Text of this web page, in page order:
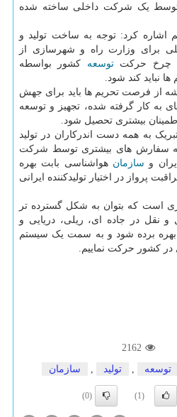
توسط یک شرکت داخلی ساخته شده
اشاره کرد: توجه به ساخت تولید و
برای وزارت راه و شهرسازی از
چرخ حرکتتوسعه کشور بواسطه
نباید کند شود.
از فرصت تحریم ها باید برای جهش
به کار گرفته شده، تجهیز و توسعه
بیشتری تحصیل شود.
به همه دست اندرکاران در تولید
سفارش های بیشتری توسط شرکت
و سازمان هواشناسی بابت بهره
پرواز در اختیار تولیدکننده ایرانی
است که بتوان به شکل گسترده تر
نقل در جاده ای، ریلی، دریایی و
برده شود و به سمت یک سیستم
کشور حرکت نماییم.
2162
توسعه , تولید , سازمان
(1)
(0)